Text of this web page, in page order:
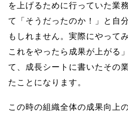
を上げるために行っていた業
て「そうだったのか！」と自
もしれません。実際にやって
これをやったら成果が上がる
て、成長シートに書いたその
たことになります。
この時の組織全体の成果向上